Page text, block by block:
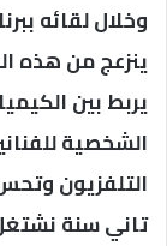
ينزعج من هذه
يربط بين
الشخصية
التلفزيون
تاني سنة